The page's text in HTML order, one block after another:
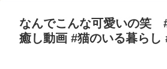
なんでこんな可愛いの笑
癒し動画 #猫のいる暮らし